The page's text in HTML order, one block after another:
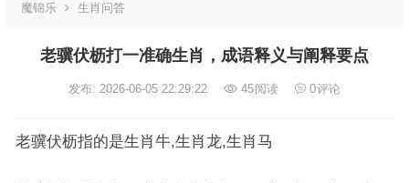
魔锦乐 生肖问答
老骥伏枥打一准确生肖，成语释义与阐释要点
发布: 2026-06-05 22:29:22 45阅读 0评论
老骥伏枥指的是生肖牛,生肖龙,生肖马